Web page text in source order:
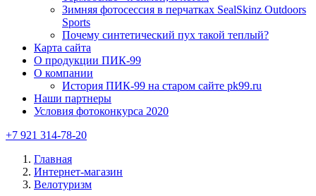
Зимняя фотосессия в перчатках SealSkinz Outdoors
Sports
Почему синтетический пух такой теплый?
Карта сайта
О продукции ПИК-99
О компании
История ПИК-99 на старом сайте pk99.ru
Наши партнеры
Условия фотоконкурса 2020
+7 921 314-78-20
Главная
Интернет-магазин
Велотуризм